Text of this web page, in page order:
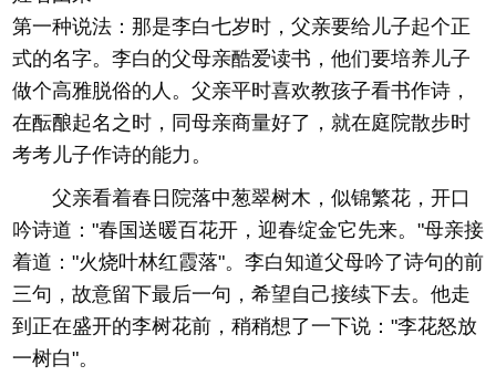
第一种说法：那是李白七岁时，父亲要给儿子起个正
式的名字。李白的父母亲酷爱读书，他们要培养儿子
做个高雅脱俗的人。父亲平时喜欢教孩子看书作诗，
在酝酿起名之时，同母亲商量好了，就在庭院散步时
考考儿子作诗的能力。
父亲看着春日院落中葱翠树木，似锦繁花，开口
吟诗道："春国送暖百花开，迎春绽金它先来。"母亲接
着道："火烧叶林红霞落"。李白知道父母吟了诗句的前
三句，故意留下最后一句，希望自己接续下去。他走
到正在盛开的李树花前，稍稍想了一下说："李花怒放
一树白"。